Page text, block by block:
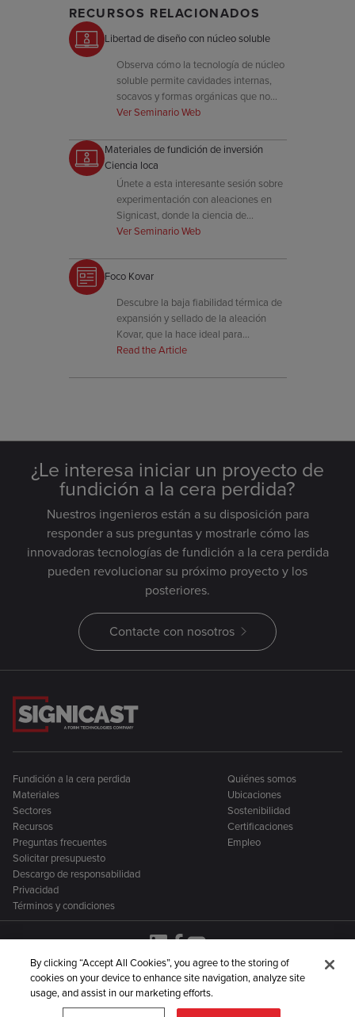
RECURSOS RELACIONADOS
Libertad de diseño con núcleo soluble
Observa cómo la tecnología de núcleo
soluble permite cavidades internas,
socavos y formas orgánicas que no
son posibles con herramientas
Ver Seminario Web
Materiales de fundición de inversión
Ciencia loca
Únete a esta interesante sesión sobre
experimentación con aleaciones en
Signicast, donde la ciencia de
materiales se encuentra con la
ingeniería únicos.
Ver Seminario Web
Foco Kovar
Descubre la baja fiabilidad térmica de
expansión y sellado de la aleación
Kovar, que la hace ideal para
componentes herméticos en conjuntos
Read the Article
¿Le interesa iniciar un proyecto de
fundición a la cera perdida?
Nuestros ingenieros están a su disposición para
responder a sus preguntas y mostrarle cómo las
innovadoras tecnologías de fundición a la cera perdida
pueden revolucionar su próximo proyecto y los
posteriores.
Contacte con nosotros
Fundición a la cera perdida
Materiales
Sectores
Recursos
Preguntas frecuentes
Quiénes somos
Ubicaciones
Sostenibilidad
Certificaciones
Empleo
Solicitar presupuesto
Descargo de responsabilidad
Privacidad
Términos y condiciones
Signicast forma parte de una familia más amplia de
empresas de fabricación de metales:
By clicking “Accept All Cookies”, you agree to the storing of
cookies on your device to enhance site navigation, analyze site
usage, and assist in our marketing efforts.